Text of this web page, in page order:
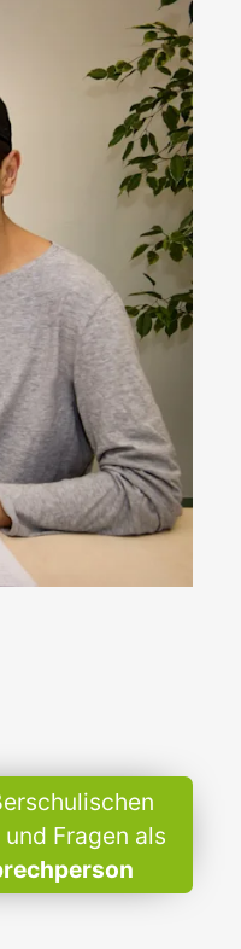
Fragen als